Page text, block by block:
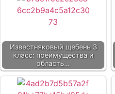
Известняковый щебень 3
класс: преимущества и
область…